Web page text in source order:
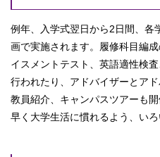
例年、入学式翌日から2日間、各
画で実施されます。履修科目編
イスメントテスト、英語適性検
行われたり、アドバイザーとア
教員紹介、キャンパスツアーも
早く大学生活に慣れるよう、い